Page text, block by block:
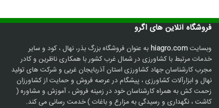
فروشگاه آنلاین های اگرو
وبسایتhiagro.com به عنوان فروشگاه بزرگ بذر، نهال ، کود و سایر
خدمات مرتبط با کشاورزی در شمال غرب کشور با همکاری ناظرین و کادر
مجرب کارشناسان جهاد کشاورزی استان آذربایجان غربی و شرکت های تولید
نهال و ابزارآلات کشاورزی ، پیشگام در عرصه فروش و حمایت از کشاورزان
زحمت کش به همراه کارشناسان خود در زمینه فروش ، آموزش و مشاوره (
کاشت ، نگهداری و رسیدگی به مزارع و باغات ) خدمت رسانی می کند.